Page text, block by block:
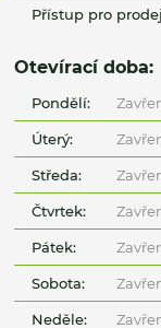
Přístup pro
Otevírací doba:
Pondělí:
Úterý:
Středa:
Čtvrtek:
Pátek:
Sobota:
Neděle: